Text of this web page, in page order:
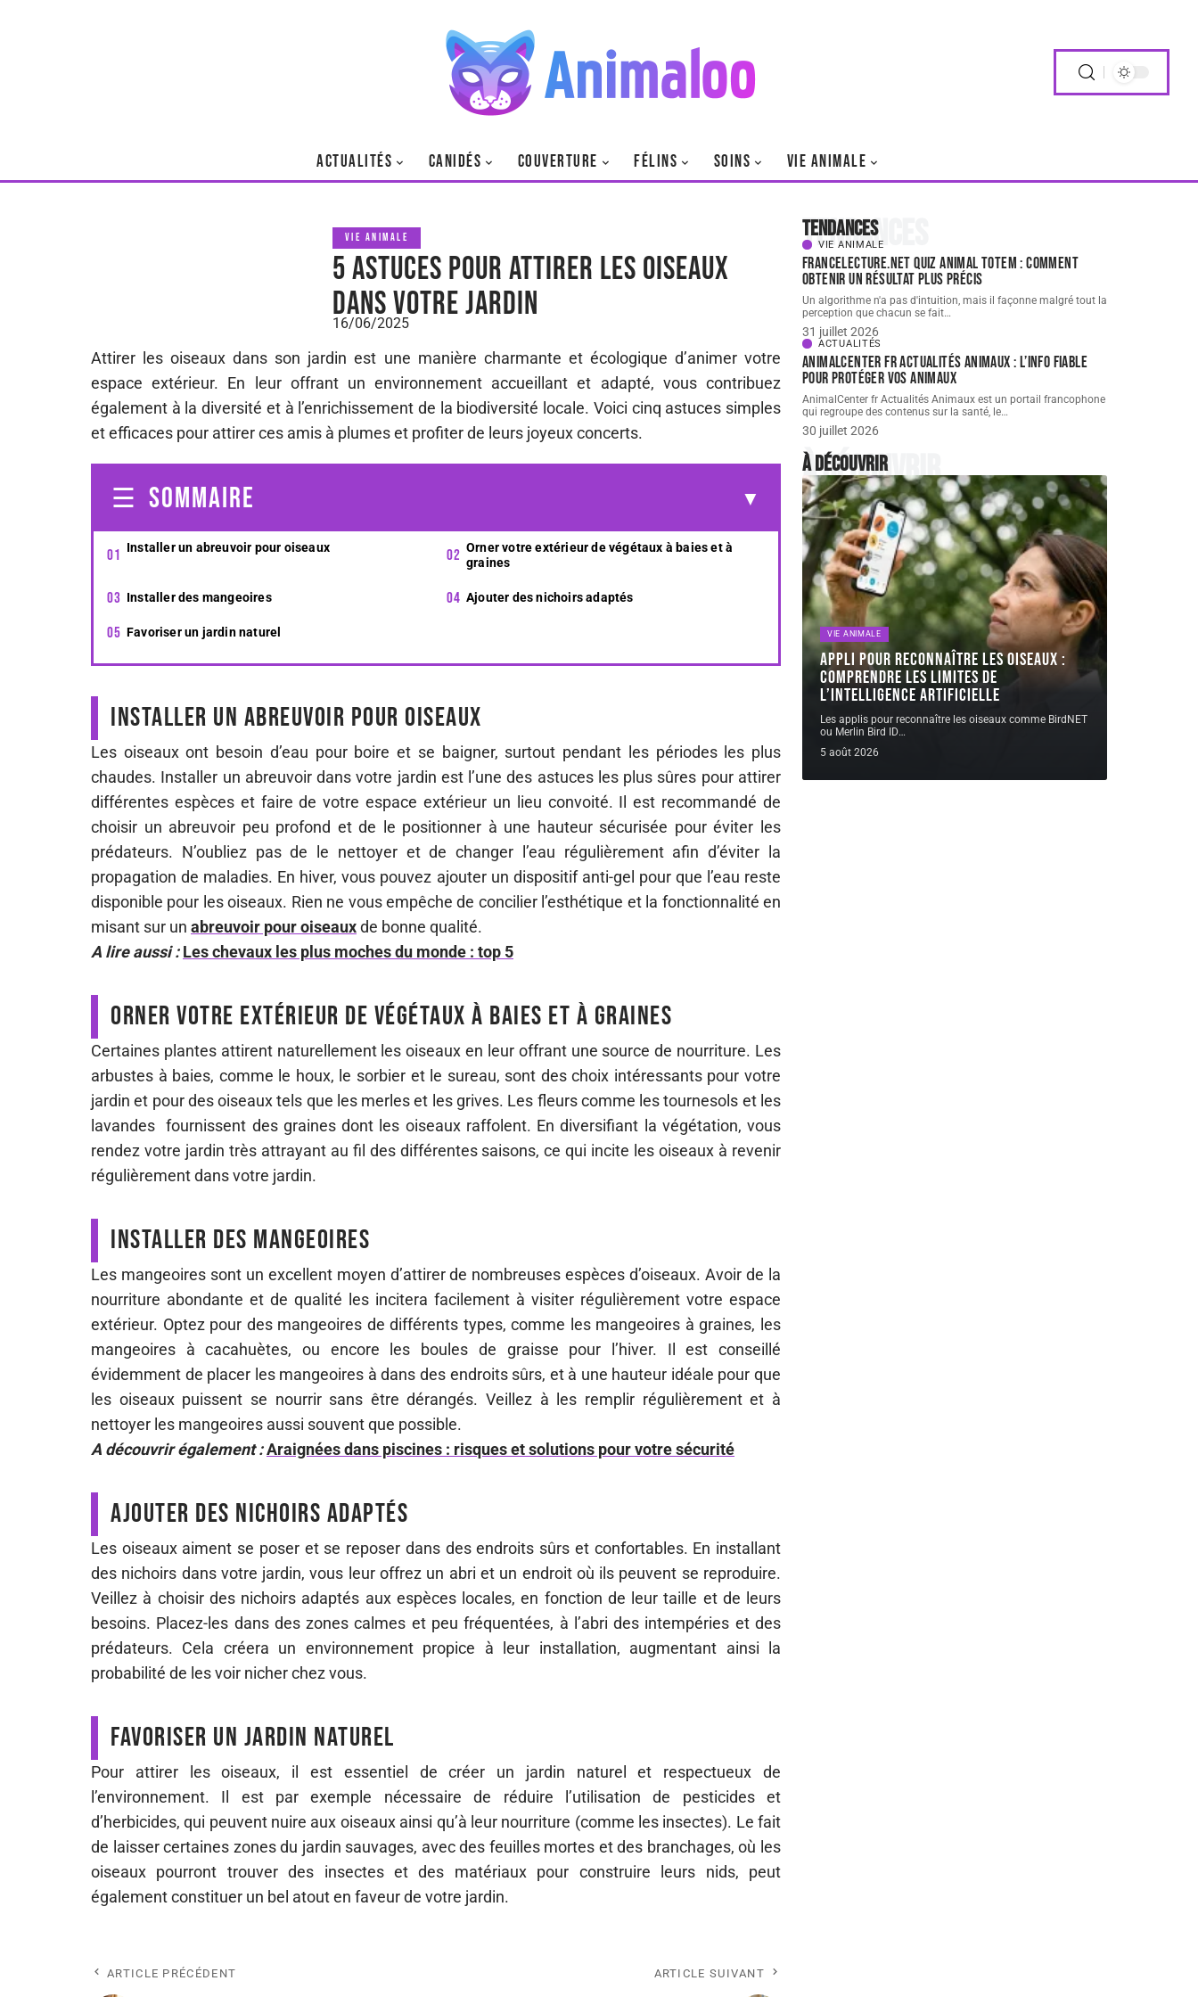
ACTUALITÉS CANIDÉS COUVERTURE FÉLINS SOINS VIE ANIMALE
VIE ANIMALE
5 astuces pour attirer les oiseaux
dans votre jardin
16/06/2025
Attirer les oiseaux dans son jardin est une manière charmante et écologique d’animer votre
espace extérieur. En leur offrant un environnement accueillant et adapté, vous contribuez
également à la diversité et à l’enrichissement de la biodiversité locale. Voici cinq astuces simples
et efficaces pour attirer ces amis à plumes et profiter de leurs joyeux concerts.
SOMMAIRE
Installer un abreuvoir pour oiseaux
Orner votre extérieur de végétaux à baies et à
graines
Installer des mangeoires Ajouter des nichoirs adaptés
Favoriser un jardin naturel
Installer un abreuvoir pour oiseaux
Les oiseaux ont besoin d’eau pour boire et se baigner, surtout pendant les périodes les plus
chaudes. Installer un abreuvoir dans votre jardin est l’une des astuces les plus sûres pour attirer
différentes espèces et faire de votre espace extérieur un lieu convoité. Il est recommandé de
choisir un abreuvoir peu profond et de le positionner à une hauteur sécurisée pour éviter les
prédateurs. N’oubliez pas de le nettoyer et de changer l’eau régulièrement afin d’éviter la
propagation de maladies. En hiver, vous pouvez ajouter un dispositif anti-gel pour que l’eau reste
disponible pour les oiseaux. Rien ne vous empêche de concilier l’esthétique et la fonctionnalité en
misant sur un abreuvoir pour oiseauxde bonne qualité.
A lire aussi : Les chevaux les plus moches du monde : top 5
Orner votre extérieur de végétaux à baies et à graines
Certaines plantes attirent naturellement les oiseaux en leur offrant une source de nourriture. Les
arbustes à baies, comme le houx, le sorbier et le sureau, sont des choix intéressants pour votre
jardin et pour des oiseaux tels que les merles et les grives. Les fleurs comme les tournesols et les
lavandes fournissent des graines dont les oiseaux raffolent. En diversifiant la végétation, vous
rendez votre jardin très attrayant au fil des différentes saisons, ce qui incite les oiseaux à revenir
régulièrement dans votre jardin.
Installer des mangeoires
Les mangeoires sont un excellent moyen d’attirer de nombreuses espèces d’oiseaux. Avoir de la
nourriture abondante et de qualité les incitera facilement à visiter régulièrement votre espace
extérieur. Optez pour des mangeoires de différents types, comme les mangeoires à graines, les
mangeoires à cacahuètes, ou encore les boules de graisse pour l’hiver. Il est conseillé
évidemment de placer les mangeoires à dans des endroits sûrs, et à une hauteur idéale pour que
les oiseaux puissent se nourrir sans être dérangés. Veillez à les remplir régulièrement et à
nettoyer les mangeoires aussi souvent que possible.
A découvrir également :Araignées dans piscines : risques et solutions pour votre sécurité
Ajouter des nichoirs adaptés
Les oiseaux aiment se poser et se reposer dans des endroits sûrs et confortables. En installant
des nichoirs dans votre jardin, vous leur offrez un abri et un endroit où ils peuvent se reproduire.
Veillez à choisir des nichoirs adaptés aux espèces locales, en fonction de leur taille et de leurs
besoins. Placez-les dans des zones calmes et peu fréquentées, à l’abri des intempéries et des
prédateurs. Cela créera un environnement propice à leur installation, augmentant ainsi la
probabilité de les voir nicher chez vous.
Favoriser un jardin naturel
Pour attirer les oiseaux, il est essentiel de créer un jardin naturel et respectueux de
l’environnement. Il est par exemple nécessaire de réduire l’utilisation de pesticides et
d’herbicides, qui peuvent nuire aux oiseaux ainsi qu’à leur nourriture (comme les insectes). Le fait
de laisser certaines zones du jardin sauvages, avec des feuilles mortes et des branchages, où les
oiseaux pourront trouver des insectes et des matériaux pour construire leurs nids, peut
également constituer un bel atout en faveur de votre jardin.
ARTICLE PRÉCÉDENT ARTICLE SUIVANT
Tendances
Tendances
VIE ANIMALE
FranceLecture.net quiz animal totem : comment
obtenir un résultat plus précis
Un algorithme n'a pas d'intuition, mais il façonne malgré tout la
perception que chacun se fait…
31 juillet 2026
ACTUALITÉS
AnimalCenter fr Actualités Animaux : l’info fiable
pour protéger vos animaux
AnimalCenter fr Actualités Animaux est un portail francophone
qui regroupe des contenus sur la santé, le…
30 juillet 2026
À découvrir
À découvrir
VIE ANIMALE
Appli pour reconnaître les oiseaux :
comprendre les limites de
l’intelligence artificielle
Les applis pour reconnaître les oiseaux comme BirdNET
ou Merlin Bird ID…
5 août 2026